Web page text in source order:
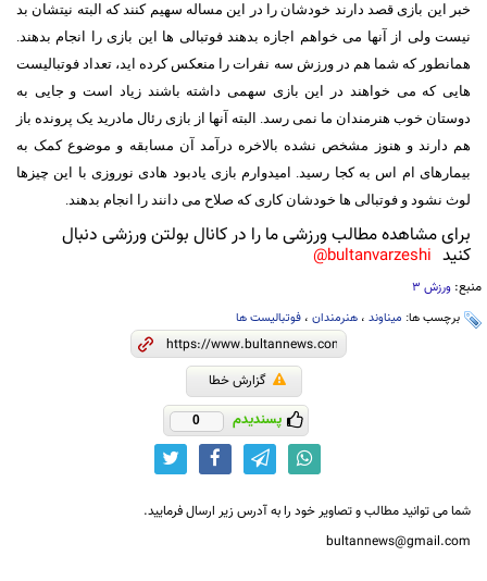
خبر این بازی قصد دارند خودشان را در این مساله سهیم کنند که البته نیتشان بد
نیست ولی از آنها می خواهم اجازه بدهند فوتبالی ها این بازی را انجام بدهند.
همانطور که شما هم در ورزش سه نفرات را منعکس کرده اید، تعداد فوتبالیست
هایی که می خواهند در این بازی سهمی داشته باشند زیاد است و جایی به
دوستان خوب هنرمندان ما نمی رسد. البته آنها از بازی رئال مادرید یک پرونده باز
هم دارند و هنوز مشخص نشده بالاخره درآمد آن مسابقه و موضوع کمک به
بیمارهای ام اس به کجا رسید. امیدوارم بازی یادبود هادی نوروزی با این چیزها
لوث نشود و فوتبالی ها خودشان کاری که صلاح می دانند را انجام بدهند.
برای مشاهده مطالب ورزشی ما را در کانال بولتن ورزشی دنبال
کنید bultanvarzeshi@
منبع: ورزش 3
برچسب ها: میناوند ، هنرمندان ، فوتبالیست ها
گزارش خطا
پسندیدم 0
شما می توانید مطالب و تصاویر خود را به آدرس زیر ارسال فرمایید.
bultannews@gmail.com